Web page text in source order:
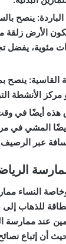
ينصح
الأرض زلقة
عن 7 درجات
القاسية: ينصح
مركز الأنشطة
هذه أيضًا في
المشي في
عبر
النساء
للذهاب إلى
عند ممارسة
أن إتباع